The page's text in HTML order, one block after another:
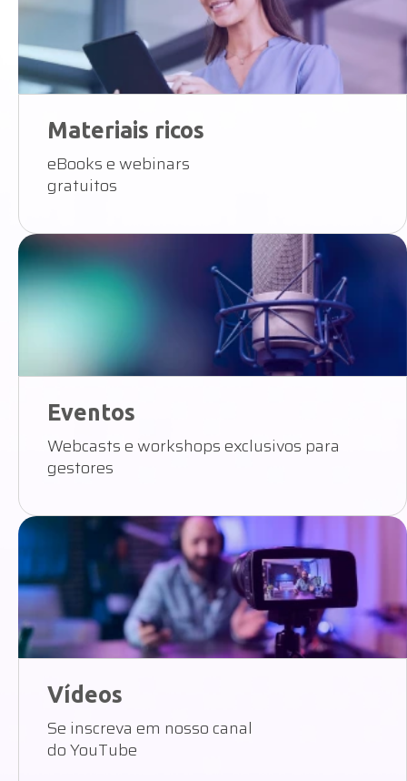
Materiais ricos
eBooks e webinars
gratuitos
Eventos
Webcasts e workshops exclusivos para
gestores
Vídeos
Se inscreva em nosso canal
do YouTube